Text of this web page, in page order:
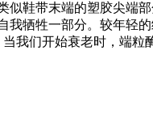
似鞋带末端的塑胶尖端
我牺牲一部分。较年轻
我们开始衰老时，端粒